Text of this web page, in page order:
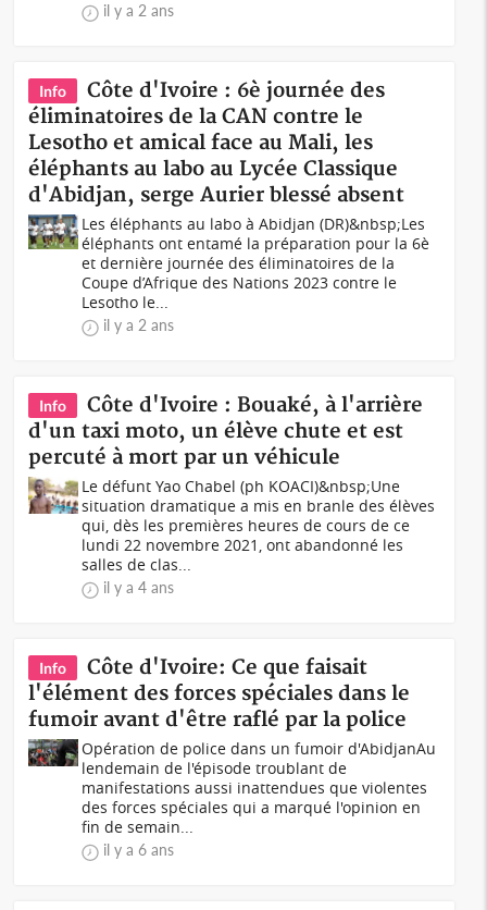
il y a 2 ans
Info
Côte d'Ivoire : 6è journée des
éliminatoires de la CAN contre le
Lesotho et amical face au Mali, les
éléphants au labo au Lycée Classique
d'Abidjan, serge Aurier blessé absent
Les éléphants au labo à Abidjan (DR)&nbsp;Les
éléphants ont entamé la préparation pour la 6è
et dernière journée des éliminatoires de la
Coupe d’Afrique des Nations 2023 contre le
Lesotho le...
il y a 2 ans
Info
Côte d'Ivoire : Bouaké, à l'arrière
d'un taxi moto, un élève chute et est
percuté à mort par un véhicule
Le défunt Yao Chabel (ph KOACI)&nbsp;Une
situation dramatique a mis en branle des élèves
qui, dès les premières heures de cours de ce
lundi 22 novembre 2021, ont abandonné les
salles de clas...
il y a 4 ans
Info
Côte d'Ivoire: Ce que faisait
l'élément des forces spéciales dans le
fumoir avant d'être raflé par la police
Opération de police dans un fumoir d'AbidjanAu
lendemain de l'épisode troublant de
manifestations aussi inattendues que violentes
des forces spéciales qui a marqué l'opinion en
fin de semain...
il y a 6 ans